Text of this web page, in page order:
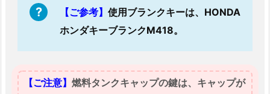
ブ
実
体
【ご参考】 使用ブランクキーは、HONDA
ホンダキーブランクM418。
【ご注意】 燃料タンクキャップの鍵は、キャップが